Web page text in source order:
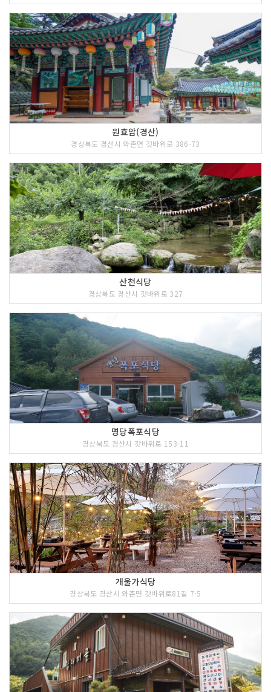
원효암(경산)
경상북도 경산시 와촌면 갓바위로 386-73
산천식당
경상북도 경산시 갓바위로 327
명당폭포식당
경상북도 경산시 갓바위로 153-11
개울가식당
경상북도 경산시 와촌면 갓바위로81길 7-5